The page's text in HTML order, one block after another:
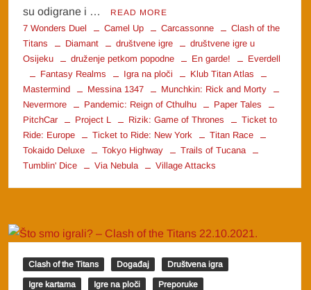
su odigrane i … READ MORE
7 Wonders Duel Camel Up Carcassonne
Clash of the
Titans
Diamant društvene igre
društvene igre u
Osijeku
druženje petkom popodne En garde!
Everdell
Fantasy Realms
Igra na ploči
Klub Titan Atlas
Mastermind
Messina 1347
Munchkin: Rick and Morty
Nevermore
Pandemic: Reign of Cthulhu
Paper Tales
PitchCar
Project L Rizik: Game of Thrones
Ticket to
Ride: Europe
Ticket to Ride: New York
Titan Race
Tokaido Deluxe
Tokyo Highway
Trails of Tucana
Tumblin' Dice
Via Nebula Village Attacks
Clash of the Titans Događaj Društvena igra
Igre kartama Igre na ploči Preporuke